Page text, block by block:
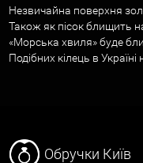
Незвичайна поверхня
Також як пісок блищить
«Морська хвиля» буде
Подібних кілець в
Обручки Київ